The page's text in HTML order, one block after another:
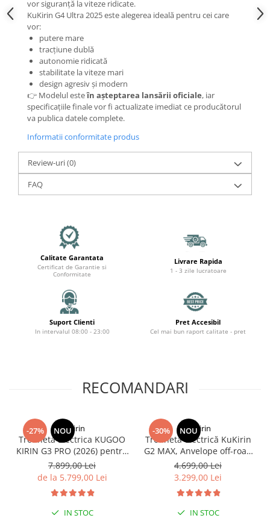
Unelte & truse
Adezivi & pastă termoconductoare
Rulouri de nichel
Tuburi termocontractabile
Șuruburi / kituri prindere
Publicitate & elemente expo
vor siguranță la viteze ridicate.
KuKirin G4 Ultra 2025 este alegerea ideală pentru cei care
vor:
putere mare
tracțiune dublă
autonomie ridicată
stabilitate la viteze mari
design agresiv și modern
👉 Modelul esteîn așteptarea lansării oficiale, iar
specificațiile finale vor fi actualizate imediat ce producătorul
va publica datele complete.
Informatii conformitate produs
Review-uri(0)
FAQ
Calitate Garantata
Certificat de Garantie si
Conformitate
Livrare Rapida
1 - 3 zile lucratoare
Suport Clienti
In intervalul 08:00 - 23:00
Pret Accesibil
Cel mai bun raport calitate - pret
RECOMANDARI
-27% NOU
KuKirin
Trotineta Electrica KUGOO
KIRIN G3 PRO (2026) pentru
Teren Accidentat (Off-Road
Electric Scooter) - Motor
Dual 2x1200W, Autonomie
de 80km, Viteză Până la
65km/h, Baterie 52V 23.2Ah
7.899,00 Lei
de la 5.799,00 Lei
IN STOC
-30% NOU
KuKirin
Trotinetă electrică KuKirin
G2 MAX, Anvelope off-road
pneumatice de 10*2.75
inch, Motor fără perii de
1000W, Viteză maximă 55
km/h, Acumulator 48V
20Ah, Autonomie 80 km
4.699,00 Lei
3.299,00 Lei
IN STOC